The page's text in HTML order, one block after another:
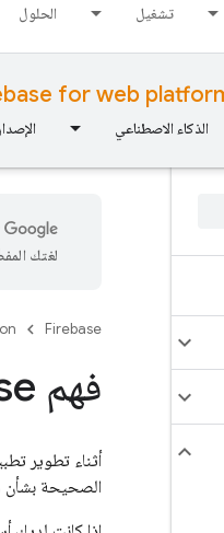
تشغيل الحلول
for web
الذكاء الاصطناعي الإصدار
لغتك
Firebase
فهم Firebase للويب
الصحيحة بشأن